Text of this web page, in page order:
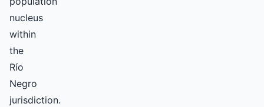
nucleus
within
the
Río
Negro
jurisdiction.